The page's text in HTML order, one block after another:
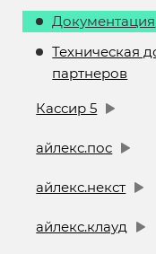
Документация
Техническая
партнеров
Кассир 5
айлекс.пос
айлекс.некст
айлекс.клауд